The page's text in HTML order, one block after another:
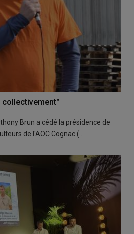
collectivement"
Brun a cédé la présidence de
de l'AOC Cognac (…